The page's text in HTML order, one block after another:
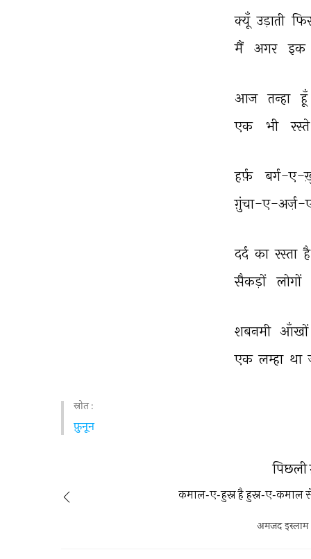
क्यूँ उड़ाती
मैं अगर इक
आज तन्हा हूँ
एक
भी
हर्फ़
बर्ग-
ग़ुंचा-ए-अर्ज़-
दर्द का रस्ता
सैकड़ों
लोगों
शबनमी
एक लम्हा था
स्रोत :
फ़ुनून
कमाल-ए-हुस्न है हुस्न-ए-कमाल
अमजद